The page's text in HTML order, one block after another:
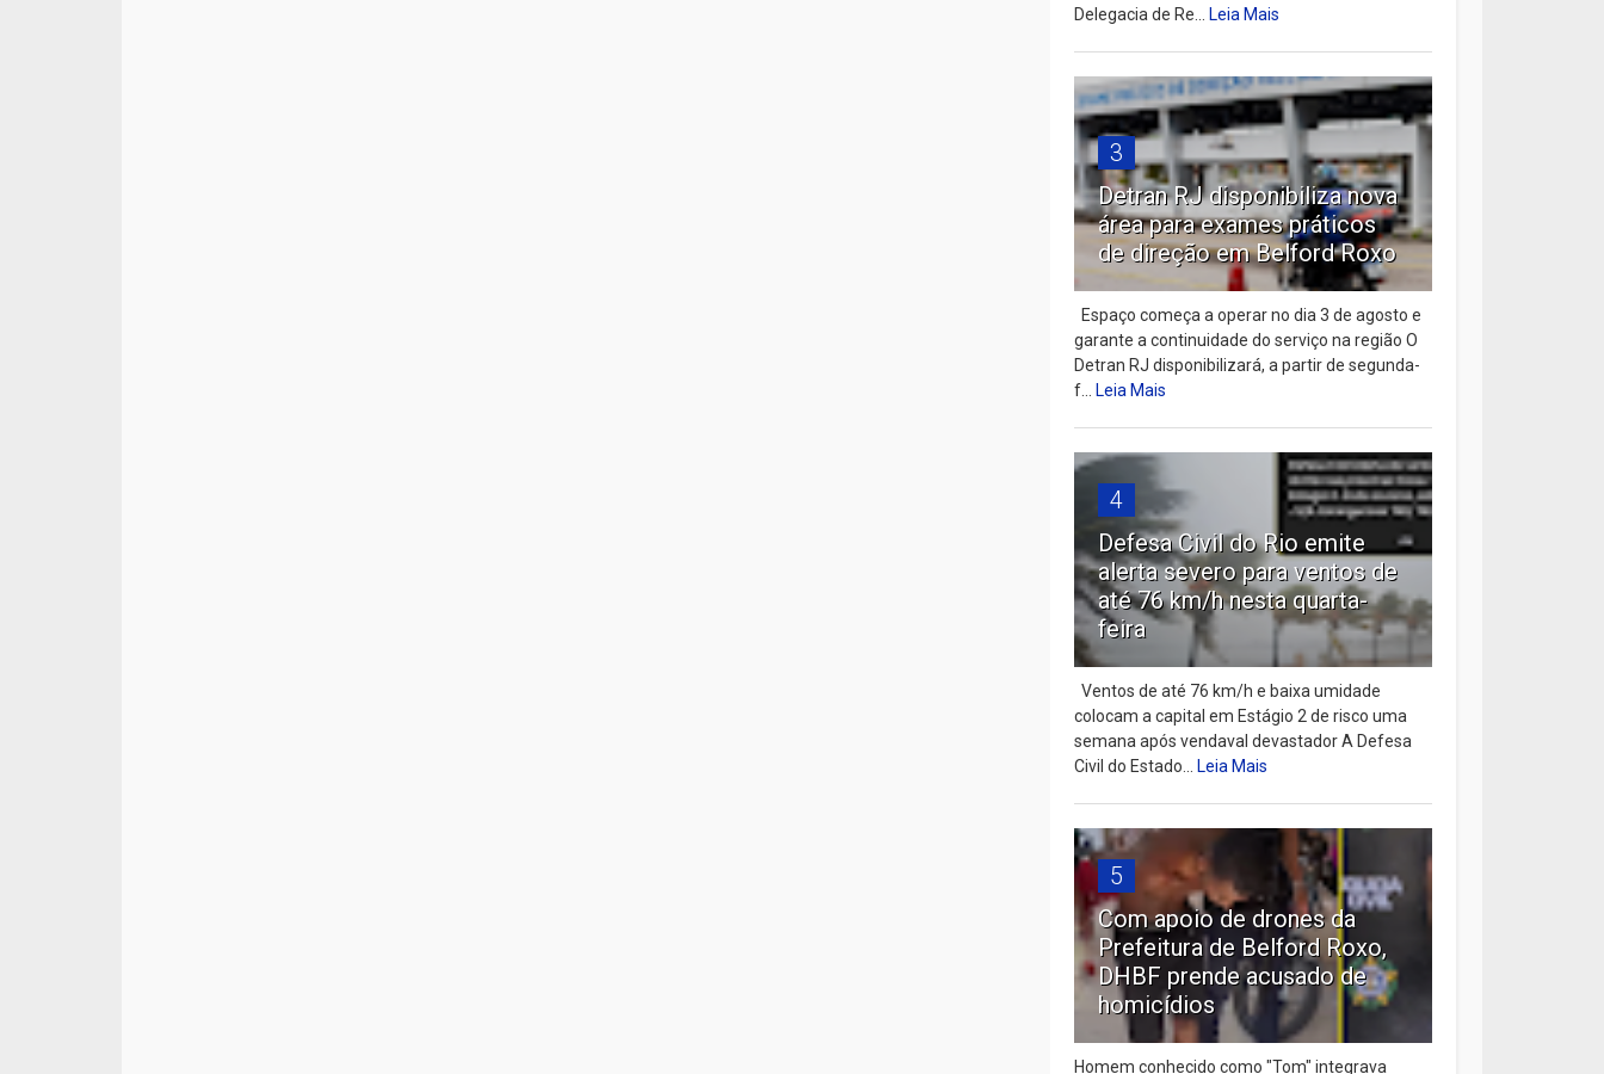
Delegacia de Re...Leia Mais
3
Detran RJ disponibiliza nova
área para exames práticos
de direção em Belford Roxo
Espaço começa a operar no dia 3 de agosto e
garante a continuidade do serviço na região O
Detran RJ disponibilizará, a partir de segunda-
f...Leia Mais
4
Defesa Civil do Rio emite
alerta severo para ventos de
até 76 km/h nesta quarta-
feira
Ventos de até 76 km/h e baixa umidade
colocam a capital em Estágio 2 de risco uma
semana após vendaval devastador A Defesa
Civil do Estado...Leia Mais
5
Com apoio de drones da
Prefeitura de Belford Roxo,
DHBF prende acusado de
homicídios
Homem conhecido como "Tom" integrava